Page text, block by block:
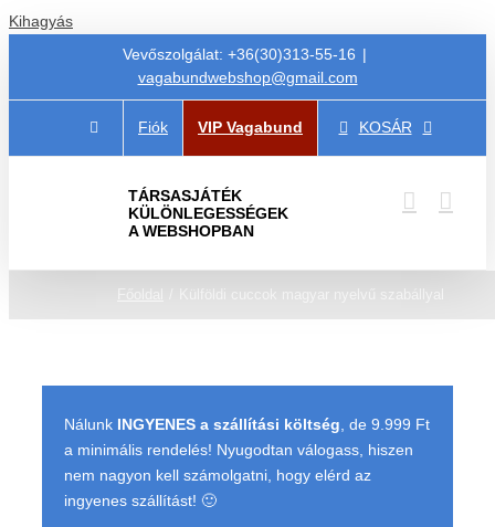
Kihagyás
Vevőszolgálat: +36(30)313-55-16 |
vagabundwebshop@gmail.com
Fiók VIP Vagabund KOSÁR
TÁRSASJÁTÉK
KÜLÖNLEGESSÉGEK
A WEBSHOPBAN
Főoldal Külföldi cuccok magyar nyelvű szabállyal
Nálunk INGYENES a szállítási költség , de 9.999 Ft
a minimális rendelés! Nyugodtan válogass, hiszen
nem nagyon kell számolgatni, hogy elérd az
ingyenes szállítást! 🙂